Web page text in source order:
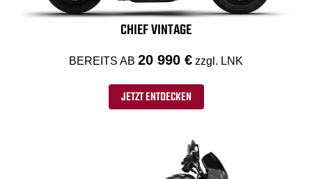
CHIEF VINTAGE
BEREITS AB 20 990 € zzgl. LNK
JETZT ENTDECKEN